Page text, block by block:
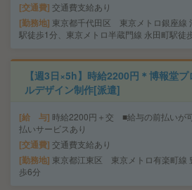
交通費 交通費支給あり
勤務地 東京都千代田区 東京メトロ銀座線
駅徒歩1分、東京メトロ半蔵門線 永田町駅徒
【週3日×5h】時給2200円＊博報堂
ルデザイン制作[派遣]
給 与 時給2200円＋交 ■給与の前払いが
払いサービスあり
交通費 交通費支給あり
勤務地 東京都江東区 東京メトロ有楽町線
歩6分